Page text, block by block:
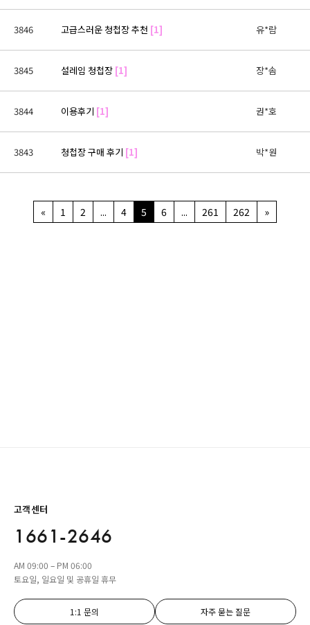
3846 고급스러운 청첩장 추천 [1] 유*람
3845 설레임 청첩장 [1] 장*솜
3844 이용후기 [1] 권*호
3843 청첩장 구매 후기 [1] 박*원
« 1 2 ... 4 5 6 ... 261 262 »
고객센터
1661-2646
AM 09:00 – PM 06:00
토요일, 일요일 및 공휴일 휴무
1:1 문의 자주 묻는 질문